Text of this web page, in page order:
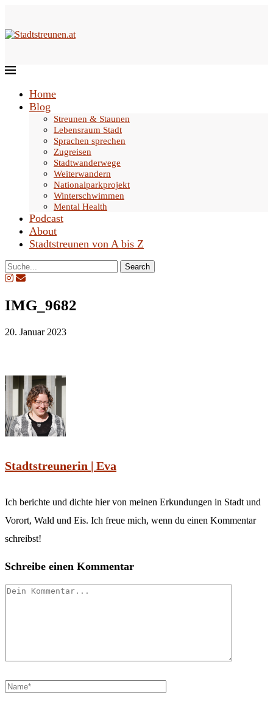
Home
Blog
Streunen & Staunen
Lebensraum Stadt
Sprachen sprechen
Zugreisen
Stadtwanderwege
Weiterwandern
Nationalparkprojekt
Winterschwimmen
Mental Health
Podcast
About
Stadtstreunen von A bis Z
Search
IMG_9682
20. Januar 2023
Stadtstreunerin | Eva
Ich berichte und dichte hier von meinen Erkundungen in Stadt und
Vorort, Wald und Eis. Ich freue mich, wenn du einen Kommentar
schreibst!
Schreibe einen Kommentar